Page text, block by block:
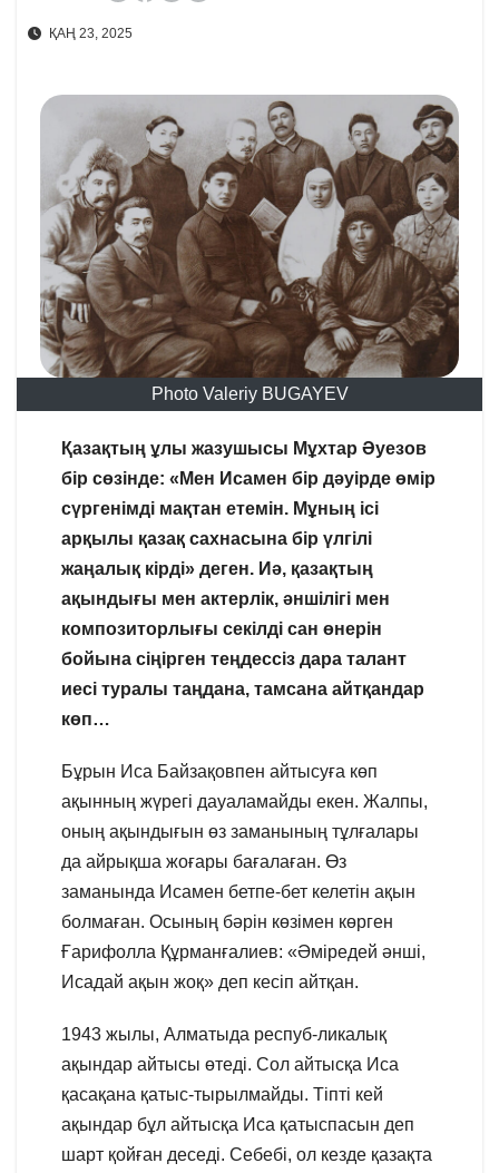
ҚАҢ 23, 2025
Photo Valeriy BUGAYEV
Қазақтың ұлы жазушысы Мұхтар Әуезов
бір сөзінде: «Мен Исамен бір дәуірде өмір
сүргенімді мақтан етемін. Мұның ісі
арқылы қазақ сахнасына бір үлгілі
жаңалық кірді» деген. Иә, қазақтың
ақындығы мен актерлік, әншілігі мен
композиторлығы секілді сан өнерін
бойына сіңірген теңдессіз дара талант
иесі туралы таңдана, тамсана айтқандар
көп…
Бұрын Иса Байзақовпен айтысуға көп
ақынның жүрегі дауаламайды екен. Жалпы,
оның ақындығын өз заманының тұлғалары
да айрықша жоғары бағалаған. Өз
заманында Исамен бетпе-бет келетін ақын
болмаған. Осының бәрін көзімен көрген
Ғарифолла Құрманғалиев: «Әміредей әнші,
Исадай ақын жоқ» деп кесіп айтқан.
1943 жылы, Алматыда респуб-ликалық
ақындар айтысы өтеді. Сол айтысқа Иса
қасақана қатыс-тырылмайды. Тіпті кей
ақындар бұл айтысқа Иса қатыспасын деп
шарт қойған деседі. Себебі, ол кезде қазақта